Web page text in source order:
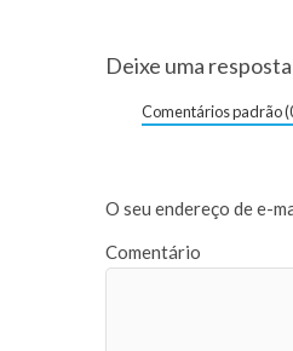
Deixe uma resposta
Comentários padrão
O seu endereço de e-
Comentário